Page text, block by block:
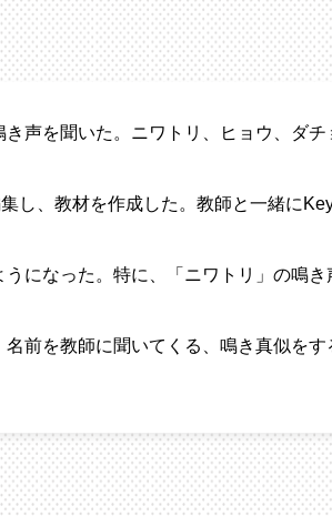
声を聞いた。ニワトリ、ヒョウ、ダ
し、教材を作成した。教師と一緒に
になった。特に、「ニワトリ」の鳴
前を教師に聞いてくる、鳴き真似を